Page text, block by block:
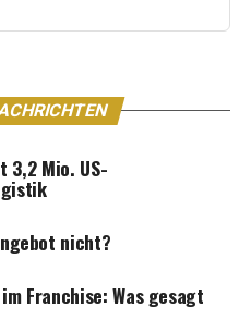
3,2 Mio. US-
nicht?
Franchise: Was gesagt